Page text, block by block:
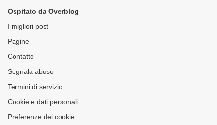
Ospitato da Overblog
I migliori post
Pagine
Contatto
Segnala abuso
Termini di servizio
Cookie e dati personali
Preferenze dei cookie